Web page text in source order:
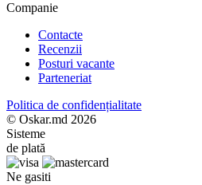
Companie
Contacte
Recenzii
Posturi vacante
Parteneriat
Politica de confidențialitate
© Oskar.md 2026
Sisteme
de plată
Ne gasiti